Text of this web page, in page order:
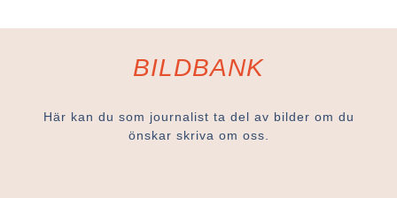
BILDBANK
Här kan du som journalist ta del av bilder om du
önskar skriva om oss.